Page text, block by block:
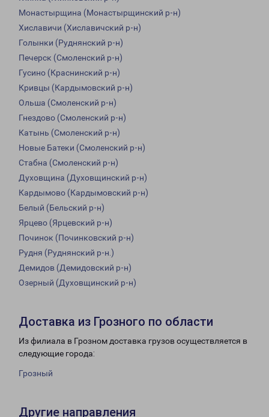
Монастырщина (Монастырщинский р-н)
Хиславичи (Хиславичский р-н)
Голынки (Руднянский р-н)
Печерск (Смоленский р-н)
Гусино (Краснинский р-н)
Кривцы (Кардымовский р-н)
Ольша (Смоленский р-н)
Гнездово (Смоленский р-н)
Катынь (Смоленский р-н)
Новые Батеки (Смоленский р-н)
Стабна (Смоленский р-н)
Духовщина (Духовщинский р-н)
Кардымово (Кардымовский р-н)
Белый (Бельский р-н)
Ярцево (Ярцевский р-н)
Починок (Починковский р-н)
Рудня (Руднянский р-н.)
Демидов (Демидовский р-н)
Озерный (Духовщинский р-н)
Доставка из Грозного по области
Из филиала в Грозном доставка грузов осуществляется в
следующие города:
Грозный
Другие направления